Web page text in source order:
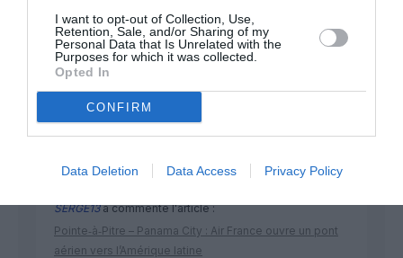
I want to opt-out of Collection, Use,
Retention, Sale, and/or Sharing of my
Personal Data that Is Unrelated with the
Purposes for which it was collected.
Opted In
CONFIRM
Data Deletion Data Access Privacy Policy
DERNIERS COMMENTAIRES
SERGE13a commenté l'article :
Pointe‑à‑Pitre – Panama City : Air France ouvre un pont
aérien vers l’Amérique latine